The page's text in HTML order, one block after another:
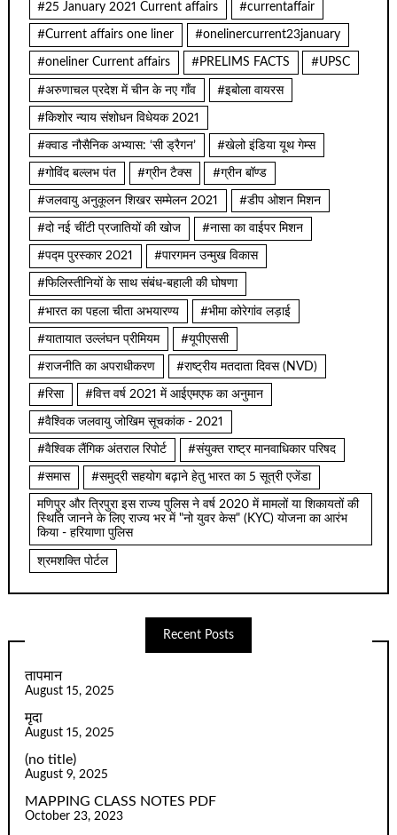
#25 January 2021 Current affairs #currentaffair
#Current affairs one liner #onelinercurrent23january
#oneliner Current affairs #PRELIMS FACTS #UPSC
#अरुणाचल प्रदेश में चीन के नए गाँव #इबोला वायरस
#किशोर न्याय संशोधन विधेयक 2021
#क्वाड नौसैनिक अभ्यास: ‘सी ड्रैगन’ #खेलो इंडिया यूथ गेम्स
#गोविंद बल्लभ पंत #ग्रीन टैक्स #ग्रीन बॉण्ड
#जलवायु अनुकूलन शिखर सम्मेलन 2021 #डीप ओशन मिशन
#दो नई चींटी प्रजातियों की खोज #नासा का वाईपर मिशन
#पद्म पुरस्कार 2021 #पारगमन उन्मुख विकास
#फिलिस्तीनियों के साथ संबंध-बहाली की घोषणा
#भारत का पहला चीता अभयारण्य #भीमा कोरेगांव लड़ाई
#यातायात उल्लंघन प्रीमियम #यूपीएससी
#राजनीति का अपराधीकरण #राष्ट्रीय मतदाता दिवस (NVD)
#रिसा #वित्त वर्ष 2021 में आईएमएफ का अनुमान
#वैश्विक जलवायु जोखिम सूचकांक - 2021
#वैश्विक लैंगिक अंतराल रिपोर्ट #संयुक्त राष्ट्र मानवाधिकार परिषद
#समास #समुद्री सहयोग बढ़ाने हेतु भारत का 5 सूत्री एजेंडा
मणिपुर और त्रिपुरा इस राज्य पुलिस ने वर्ष 2020 में मामलों या शिकायतों की
स्थिति जानने के लिए राज्य भर में "नो युवर केस" (KYC) योजना का आरंभ
किया - हरियाणा पुलिस
श्रमशक्ति पोर्टल
Recent Posts
तापमान
August 15, 2025
मृदा
August 15, 2025
(no title)
August 9, 2025
MAPPING CLASS NOTES PDF
October 23, 2023